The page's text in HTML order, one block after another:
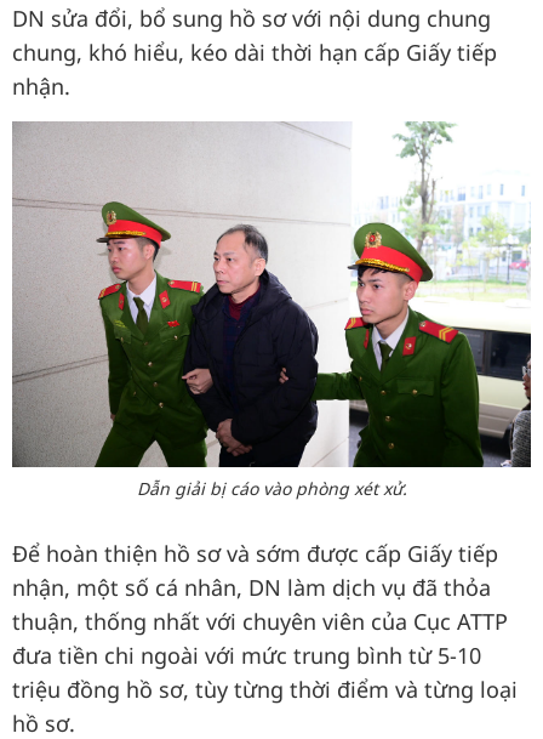
DN sửa đổi, bổ sung hồ sơ với nội dung chung
chung, khó hiểu, kéo dài thời hạn cấp Giấy tiếp
nhận.
Dẫn giải bị cáo vào phòng xét xử.
Để hoàn thiện hồ sơ và sớm được cấp Giấy tiếp
nhận, một số cá nhân, DN làm dịch vụ đã thỏa
thuận, thống nhất với chuyên viên của Cục ATTP
đưa tiền chi ngoài với mức trung bình từ 5-10
triệu đồng hồ sơ, tùy từng thời điểm và từng loại
hồ sơ.